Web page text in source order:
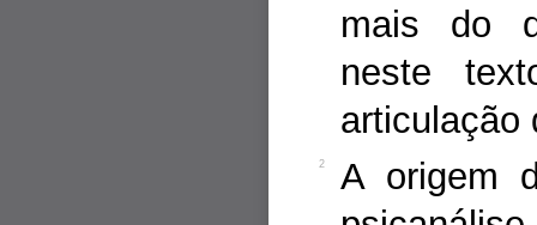
mais do
neste
articulação
2
A origem